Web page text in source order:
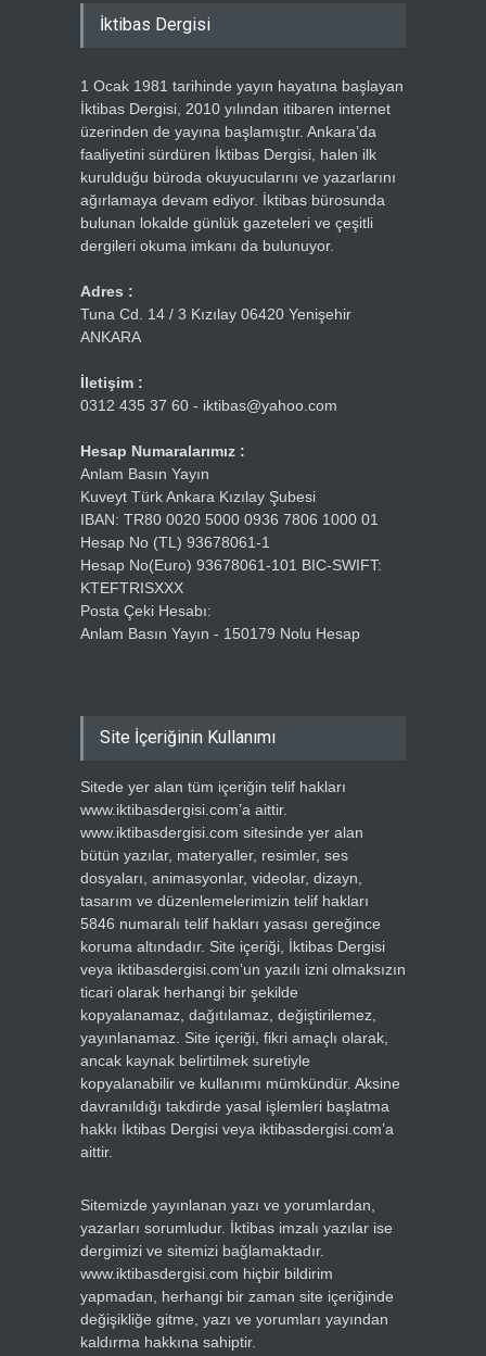
İktibas Dergisi
1 Ocak 1981 tarihinde yayın hayatına başlayan
İktibas Dergisi, 2010 yılından itibaren internet
üzerinden de yayına başlamıştır. Ankara’da
faaliyetini sürdüren İktibas Dergisi, halen ilk
kurulduğu büroda okuyucularını ve yazarlarını
ağırlamaya devam ediyor. İktibas bürosunda
bulunan lokalde günlük gazeteleri ve çeşitli
dergileri okuma imkanı da bulunuyor.
Adres :
Tuna Cd. 14 / 3 Kızılay 06420 Yenişehir
ANKARA
İletişim :
0312 435 37 60 - iktibas@yahoo.com
Hesap Numaralarımız :
Anlam Basın Yayın
Kuveyt Türk Ankara Kızılay Şubesi
IBAN: TR80 0020 5000 0936 7806 1000 01
Hesap No (TL) 93678061-1
Hesap No(Euro) 93678061-101 BIC-SWIFT:
KTEFTRISXXX
Posta Çeki Hesabı:
Anlam Basın Yayın - 150179 Nolu Hesap
Site İçeriğinin Kullanımı
Sitede yer alan tüm içeriğin telif hakları
www.iktibasdergisi.com’a aittir.
www.iktibasdergisi.com sitesinde yer alan
bütün yazılar, materyaller, resimler, ses
dosyaları, animasyonlar, videolar, dizayn,
tasarım ve düzenlemelerimizin telif hakları
5846 numaralı telif hakları yasası gereğince
koruma altındadır. Site içeriği, İktibas Dergisi
veya iktibasdergisi.com’un yazılı izni olmaksızın
ticari olarak herhangi bir şekilde
kopyalanamaz, dağıtılamaz, değiştirilemez,
yayınlanamaz. Site içeriği, fikri amaçlı olarak,
ancak kaynak belirtilmek suretiyle
kopyalanabilir ve kullanımı mümkündür. Aksine
davranıldığı takdirde yasal işlemleri başlatma
hakkı İktibas Dergisi veya iktibasdergisi.com’a
aittir.
Sitemizde yayınlanan yazı ve yorumlardan,
yazarları sorumludur. İktibas imzalı yazılar ise
dergimizi ve sitemizi bağlamaktadır.
www.iktibasdergisi.com hiçbir bildirim
yapmadan, herhangi bir zaman site içeriğinde
değişikliğe gitme, yazı ve yorumları yayından
kaldırma hakkına sahiptir.